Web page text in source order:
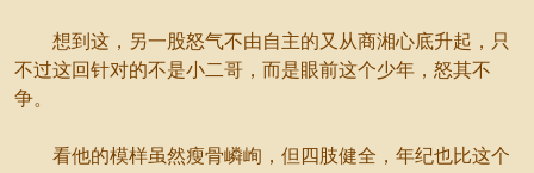
想到这，另一股怒气不由自主的又从商湘心底升起，只
不过这回针对的不是小二哥，而是眼前这个少年，怒其不
争。
看他的模样虽然瘦骨嶙峋，但四肢健全，年纪也比这个